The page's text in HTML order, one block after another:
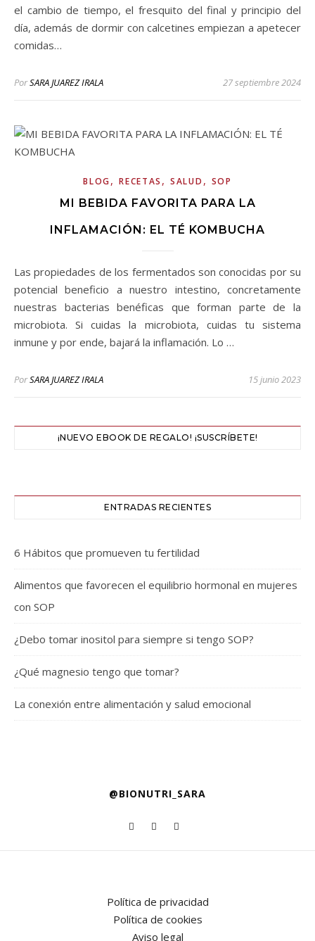
el cambio de tiempo, el fresquito del final y principio del
día, además de dormir con calcetines empiezan a apetecer
comidas…
PorSARA JUAREZ IRALA 27 septiembre 2024
BLOG,RECETAS ,SALUD , SOP
MI BEBIDA FAVORITA PARA LA
INFLAMACIÓN: EL TÉ KOMBUCHA
Las propiedades de los fermentados son conocidas por su
potencial beneficio a nuestro intestino, concretamente
nuestras bacterias benéficas que forman parte de la
microbiota. Si cuidas la microbiota, cuidas tu sistema
inmune y por ende, bajará la inflamación. Lo …
PorSARA JUAREZ IRALA 15 junio 2023
¡NUEVO EBOOK DE REGALO! ¡SUSCRÍBETE!
ENTRADAS RECIENTES
6 Hábitos que promueven tu fertilidad
Alimentos que favorecen el equilibrio hormonal en mujeres
con SOP
¿Debo tomar inositol para siempre si tengo SOP?
¿Qué magnesio tengo que tomar?
La conexión entre alimentación y salud emocional
@BIONUTRI_SARA
Política de privacidad
Política de cookies
Aviso legal